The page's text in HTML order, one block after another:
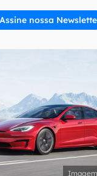
Assine nossa
li, aceito e concordo com
de Privacidade do